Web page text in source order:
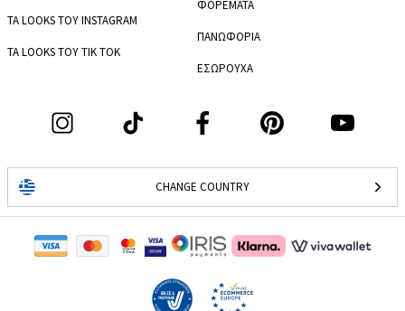
ΤΑ LOOKS ΤΟΥ INSTAGRAM
ΤΑ LOOKS ΤΟΥ TIK TOK
CHANGE COUNTRY
ΦΟΡΕΜΑΤΑ
ΠΑΝΩΦΟΡΙΑ
ΕΣΩΡΟΥΧΑ